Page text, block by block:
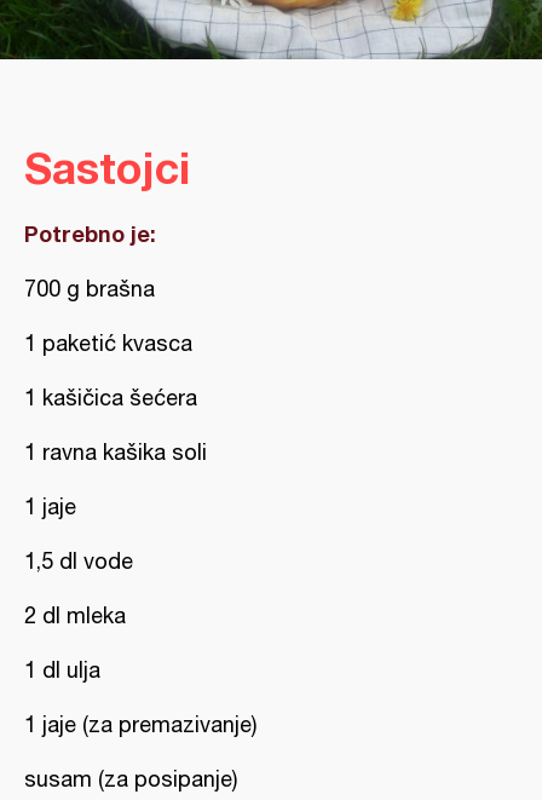
Sastojci
Potrebno je:
700 g brašna
1 paketić kvasca
1 kašičica šećera
1 ravna kašika soli
1 jaje
1,5 dl vode
2 dl mleka
1 dl ulja
1 jaje (za premazivanje)
susam (za posipanje)